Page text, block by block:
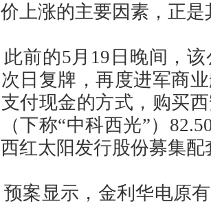
上涨的主要因素，正
此前的5月19日晚间，
日复牌，再度进军商
付现金的方式，购买
下称“中科西光”）
红太阳发行股份募集配
预案显示，金利华电原